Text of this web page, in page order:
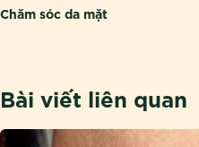
Chăm sóc da mặt
Bài viết liên quan